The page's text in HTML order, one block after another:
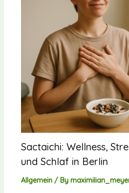
Sactaichi: Wellness,
und Schlaf in Berlin
Allgemein/ By